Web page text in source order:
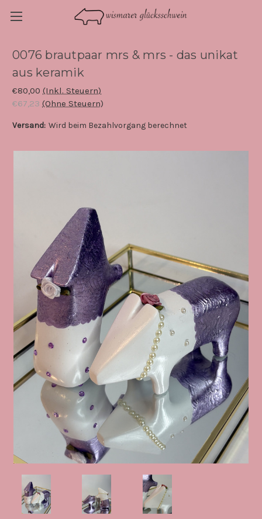
0076 brautpaar mrs & mrs - das unikat
aus keramik
€80,00 (Inkl. Steuern)
€67,23 (Ohne Steuern)
Versand: Wird beim Bezahlvorgang berechnet